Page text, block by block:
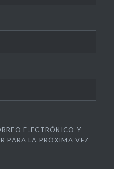
ELECTRÓNICO Y
PARA LA PRÓXIMA VEZ